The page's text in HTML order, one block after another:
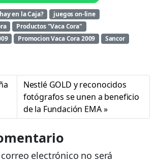
en la Caja?
juegos on-line
Productos "Vaca Cora"
Promocion Vaca Cora 2009
Sancor
Nestlé GOLD y reconocidos
fotógrafos se unen a beneficio
de la Fundación EMA
electrónico no será